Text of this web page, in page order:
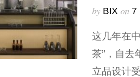
by BIX on 7
这几年在
茶”，自去
立品设计